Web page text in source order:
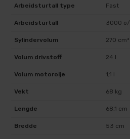
Arbeidsturtall type Fast
Arbeidsturtall 3000
Sylindervolum 270 cm³
Volum drivstoff 24 l
Volum motorolje 1,1 l
Vekt 68 kg
Lengde 68,1 cm
Bredde 53 cm